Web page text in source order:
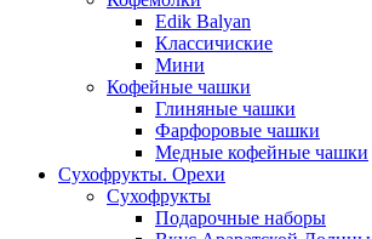
Edik Balyan
Классичиские
Мини
Кофейные чашки
Глиняные чашки
Фарфоровые чашки
Медные кофейные чашки
Сухофрукты. Орехи
Сухофрукты
Подарочные наборы